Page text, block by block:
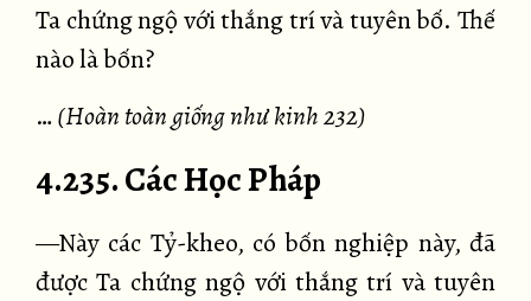
Ta chứng ngộ với thắng trí và tuyên bố. Thế
nào là bốn?
…(Hoàn toàn giống như kinh 232)
4.235. Các Học Pháp
—Này các Tỷ-kheo, có bốn nghiệp này, đã
được Ta chứng ngộ với thắng trí và tuyên